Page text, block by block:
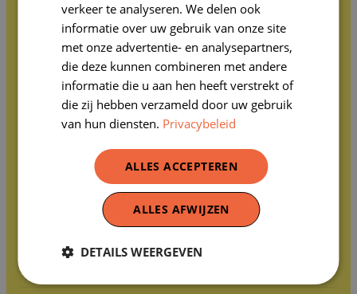
Over ons
Contact gegevens
Keizer Karel
Koningsstraat 2-4, 1000 Brussel
Franstalige ondernemingsrechtbank Brussel
02 563 63 73
verkeer te analyseren. We delen ook
informatie over uw gebruik van onze site
met onze advertentie- en analysepartners,
die deze kunnen combineren met andere
informatie die u aan hen heeft verstrekt of
die zij hebben verzameld door uw gebruik
van hun diensten. Privacybeleid
ALLES ACCEPTEREN
ALLES AFWIJZEN
DETAILS WEERGEVEN